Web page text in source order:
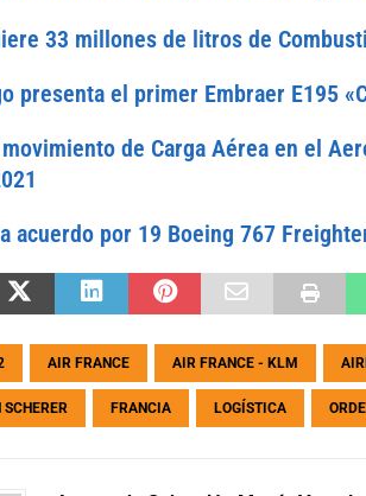
33 millones de litros de
presenta el primer Embraer E195
de Carga Aérea en el
acuerdo por 19 Boeing 767
AIR FRANCE AIR FRANCE - KLM
FRANCIA LOGÍSTICA